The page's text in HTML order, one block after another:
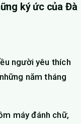
ký ức của Đà
người yêu thích
năm tháng
máy đánh chữ,